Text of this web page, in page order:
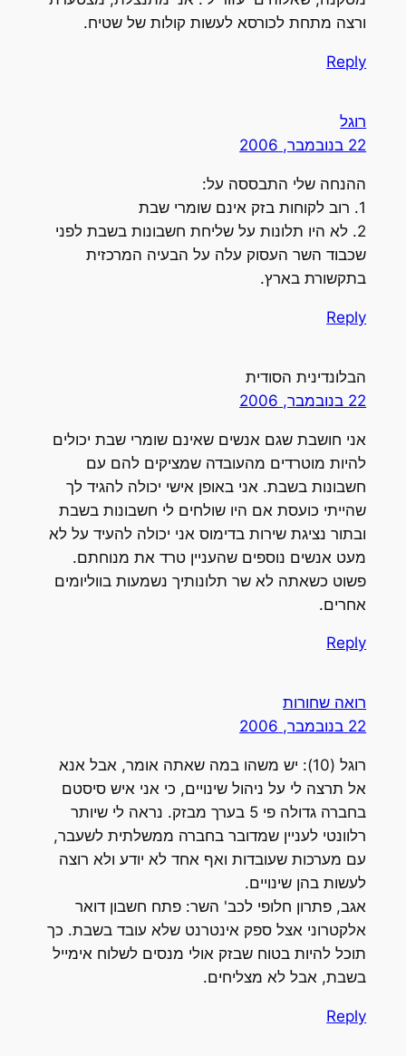
ורצה מתחת לכורסא לעשות קולות של שטיח.
Reply
רוגל
22 בנובמבר, 2006
ההנחה שלי התבססה על:
1. רוב לקוחות בזק אינם שומרי שבת
2. לא היו תלונות על שליחת חשבונות בשבת לפני
שכבוד השר העסוק עלה על הבעיה המרכזית
בתקשורת בארץ.
Reply
הבלונדינית הסודית
22 בנובמבר, 2006
אני חושבת שגם אנשים שאינם שומרי שבת יכולים
להיות מוטרדים מהעובדה שמציקים להם עם
חשבונות בשבת. אני באופן אישי יכולה להגיד לך
שהייתי כועסת אם היו שולחים לי חשבונות בשבת
ובתור נציגת שירות בדימוס אני יכולה להעיד על לא
מעט אנשים נוספים שהעניין טרד את מנוחתם.
פשוט כשאתה לא שר תלונותיך נשמעות בווליומים
אחרים.
Reply
רואה שחורות
22 בנובמבר, 2006
רוגל (10): יש משהו במה שאתה אומר, אבל אנא
אל תרצה לי על ניהול שינויים, כי אני איש סיסטם
בחברה גדולה פי 5 בערך מבזק. נראה לי שיותר
רלוונטי לעניין שמדובר בחברה ממשלתית לשעבר,
עם מערכות שעובדות ואף אחד לא יודע ולא רוצה
לעשות בהן שינויים.
אגב, פתרון חלופי לכב' השר: פתח חשבון דואר
אלקטרוני אצל ספק אינטרנט שלא עובד בשבת. כך
תוכל להיות בטוח שבזק אולי מנסים לשלוח אימייל
בשבת, אבל לא מצליחים.
Reply